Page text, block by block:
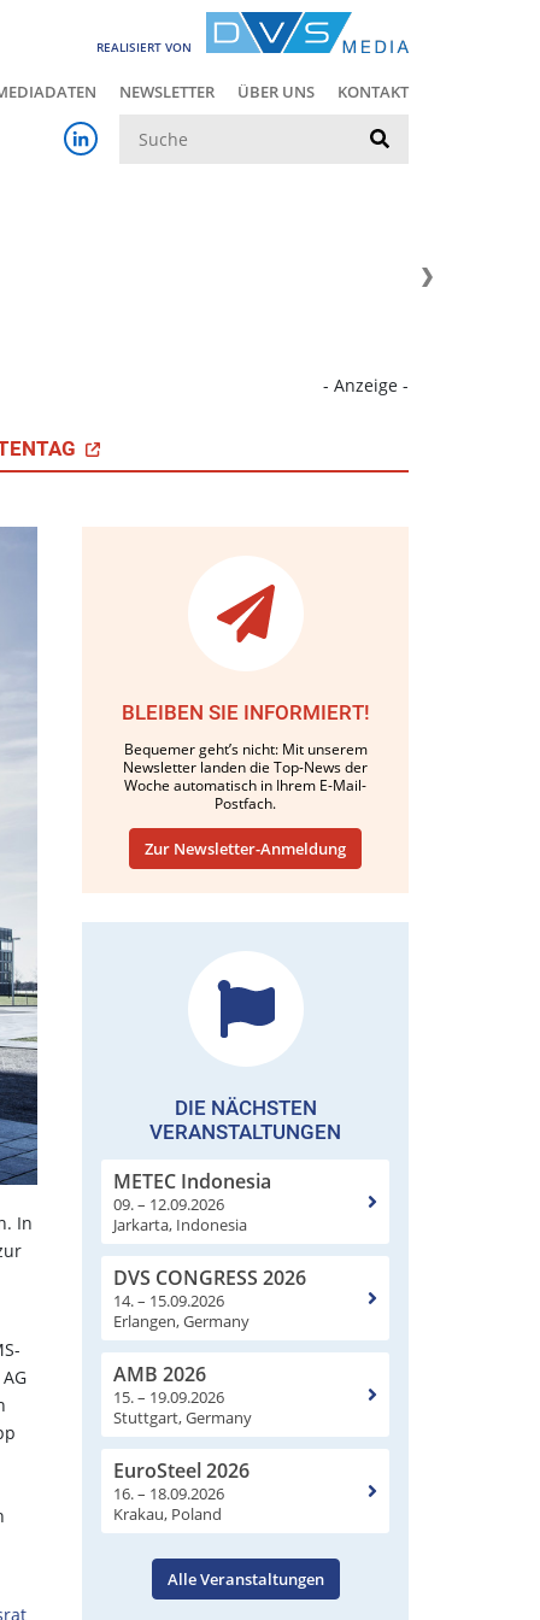
REALISIERT VON
NEWSLETTER ÜBER UNS KONTAKT
- Anzeige -
In
BLEIBEN SIE INFORMIERT!
Bequemer geht’s nicht: Mit unserem
Newsletter landen die Top-News der
Woche automatisch in Ihrem E-Mail-
Postfach.
Zur Newsletter-Anmeldung
DIE NÄCHSTEN
VERANSTALTUNGEN
METEC Indonesia
09. – 12.09.2026
Jarkarta, Indonesia
DVS CONGRESS 2026
14. – 15.09.2026
Erlangen, Germany
AMB 2026
15. – 19.09.2026
Stuttgart, Germany
EuroSteel 2026
16. – 18.09.2026
Krakau, Poland
Alle Veranstaltungen